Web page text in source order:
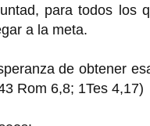
para todos los
a la meta.
de obtener
Rom 6,8; 1Tes 4,17)